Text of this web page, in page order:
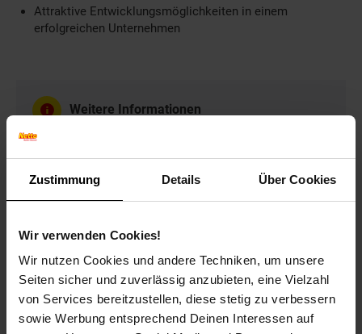
Zustimmung Details Über Cookies
Wir verwenden Cookies!
Wir nutzen Cookies und andere Techniken, um unsere
Seiten sicher und zuverlässig anzubieten, eine Vielzahl
von Services bereitzustellen, diese stetig zu verbessern
sowie Werbung entsprechend Deinen Interessen auf
Attraktive Entwicklungsmöglichkeiten in einem
erfolgreichen Unternehmen
Weitere Informationen
Folge uns auf Social Media!